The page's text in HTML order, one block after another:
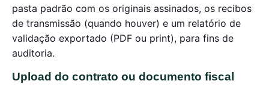
pasta padrão com os originais assinados, os recibos
de transmissão (quando houver) e um relatório de
validação exportado (PDF ou print), para fins de
auditoria.
Upload do contrato ou documento fiscal